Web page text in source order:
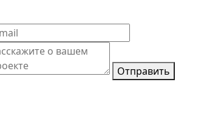
Отправить